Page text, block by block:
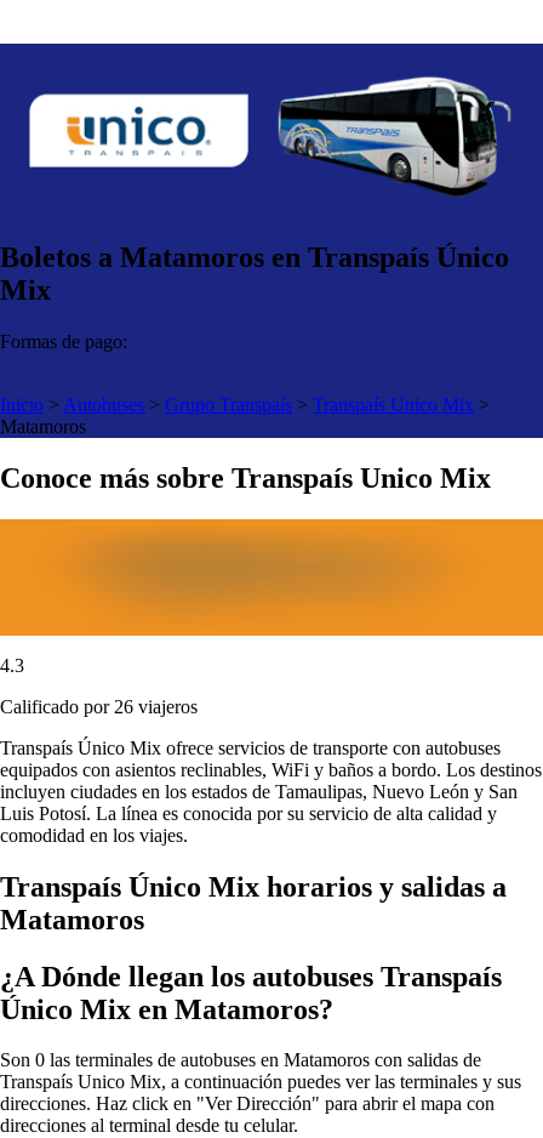
Boletos a Matamoros en Transpaís Único
Mix
Formas de pago:
Inicio > Autobuses > Grupo Transpaís > Transpaís Unico Mix >
Matamoros
Conoce más sobre Transpaís Unico Mix
4.3
Calificado por 26 viajeros
Transpaís Único Mix ofrece servicios de transporte con autobuses
equipados con asientos reclinables, WiFi y baños a bordo. Los destinos
incluyen ciudades en los estados de Tamaulipas, Nuevo León y San
Luis Potosí. La línea es conocida por su servicio de alta calidad y
comodidad en los viajes.
Transpaís Único Mix horarios y salidas a
Matamoros
¿A Dónde llegan los autobuses Transpaís
Único Mix en Matamoros?
Son 0 las terminales de autobuses en Matamoros con salidas de
Transpaís Unico Mix, a continuación puedes ver las terminales y sus
direcciones. Haz click en "Ver Dirección" para abrir el mapa con
direcciones al terminal desde tu celular.